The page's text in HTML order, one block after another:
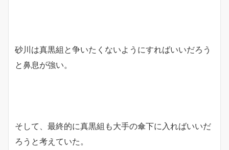
砂川は真黒組と争いたくないようにすればいいだろう
と鼻息が強い。
そして、最終的に真黒組も大手の傘下に入ればいいだ
ろうと考えていた。